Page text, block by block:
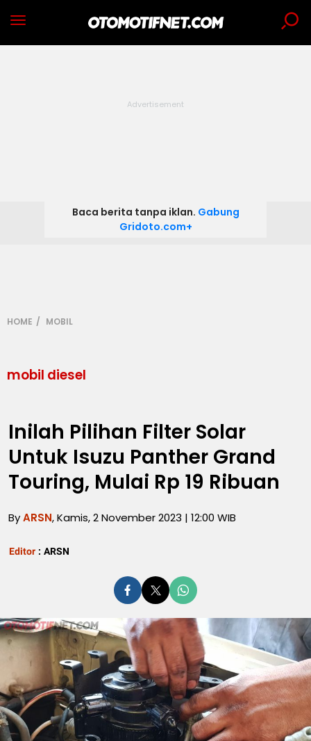
Baca berita tanpa iklan. Gabung
Gridoto.com+
HOME MOBIL
mobil diesel
Inilah Pilihan Filter Solar
Untuk Isuzu Panther Grand
Touring, Mulai Rp 19 Ribuan
ByARSN, Kamis, 2 November 2023 | 12:00 WIB
Editor : ARSN